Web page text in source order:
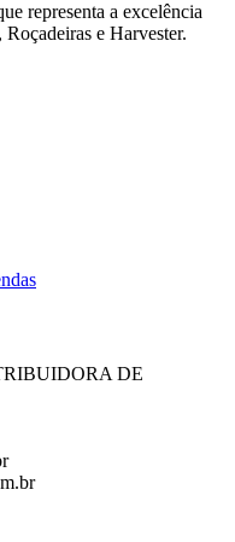
representa a excelência
e Harvester.
DE